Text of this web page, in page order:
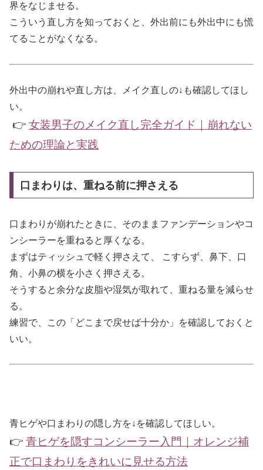
界をなじませる。
こういう直し方を知っておくと、外出前にも外出中にも慌
てることがなくなる。
外出中の崩れや直し方は、メイク直しの↓も確認してほし
い。
👉 女装男子のメイク直し完全ガイド｜崩れない
ための理論と実践
口まわりは、重ねる前に押さえる
口まわりが崩れたときに、そのままファンデーションやコ
ンシーラーを重ねると厚くなる。
まずはティッシュで軽く押さえて、 こすらず、鼻下、口
角、小鼻の横を小さく押さえる。
そうすると余分な皮脂や湿気が取れて、重ねる量を減らせ
る。
練習で、この「どこまで戻せば十分か」を確認しておくと
いい。
青ヒゲや口まわりの隠し方を↓を確認してほしい。
👉 青ヒゲを隠すコンシーラー入門｜オレンジ補
正で口まわりをきれいに見せる方法